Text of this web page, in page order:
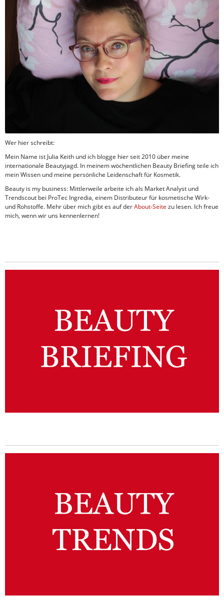
Wer hier schreibt:
Mein Name ist Julia Keith und ich blogge hier seit 2010 über meine
internationale Beautyjagd. In meinem wöchentlichen Beauty Briefing teile ich
mein Wissen und meine persönliche Leidenschaft für Kosmetik.
Beauty is my business: Mittlerweile arbeite ich als Market Analyst und
Trendscout bei ProTec Ingredia, einem Distributeur für kosmetische Wirk-
und Rohstoffe. Mehr über mich gibt es auf derAbout-Seite zu lesen. Ich freue
mich, wenn wir uns kennenlernen!